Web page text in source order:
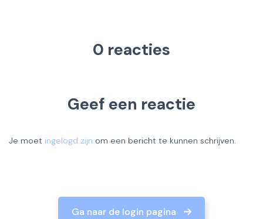
0 reacties
Geef een reactie
Je moet ingelogd zijn om een bericht te kunnen schrijven.
Ga naar de login pagina